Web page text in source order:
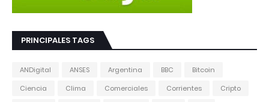
PRINCIPALES TAGS
ANDigital ANSES Argentina BBC
Bitcoin
Ciencia
Clima Comerciales Corrientes
Cripto